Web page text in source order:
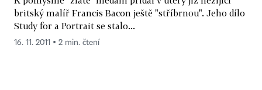
britský malíř Francis Bacon ještě "stříbrnou". Jeho dílo
Study for a Portrait se stalo...
16. 11. 2011 ▪ 2 min. čtení